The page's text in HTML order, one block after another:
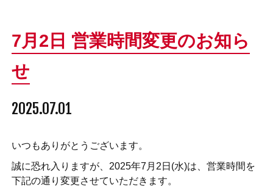
7月2日 営業時間変更のお知ら
せ
2025.07.01
いつもありがとうございます。
誠に恐れ入りますが、2025年7月2日(水)は、営業時間を
下記の通り変更させていただきます。